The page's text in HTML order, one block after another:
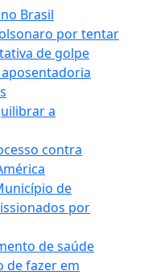
Brasil
por tentar
de golpe
a
contra
de
por
de saúde
de fazer em